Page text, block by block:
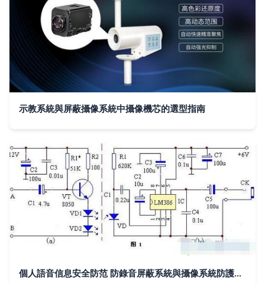
示教系統與屏蔽攝像系統中攝像機芯的選型指南
個人語音信息安全防范 防錄音屏蔽系統與攝像系統防護技術解析